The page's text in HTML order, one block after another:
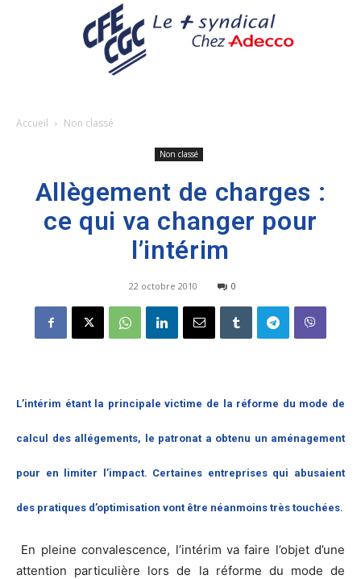
Accueil Non classé
Non classé
Allègement de charges :
ce qui va changer pour
l’intérim
22 octobre 2010 0
L’intérim étant la principale victime de la réforme du mode de
calcul des allégements, le patronat a obtenu un aménagement
pour en limiter l’impact. Certaines entreprises qui abusaient
des pratiques d’optimisation vont être néanmoins très touchées.
En pleine convalescence, l’intérim va faire l’objet d’une
attention particulière lors de la réforme du mode de